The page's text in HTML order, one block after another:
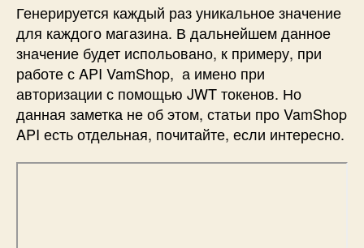
Генерируется каждый раз уникальное значение
для каждого магазина. В дальнейшем данное
значение будет испольовано, к примеру, при
работе с API VamShop, а имено при
авторизации с помощью JWT токенов. Но
данная заметка не об этом, статьи про VamShop
API есть отдельная, почитайте, если интересно.